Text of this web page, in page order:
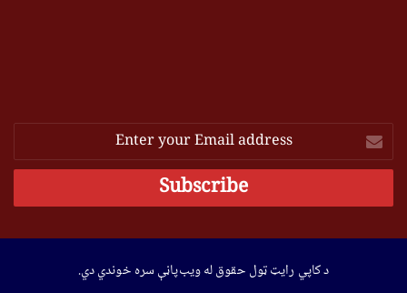
Enter
your
Email
د کاپي رایټ ټول حقوق له ویب‌پاڼې سره خوندي دي.